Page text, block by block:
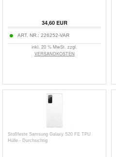
34,60EUR
ART. NR.: 226252-VAR
inkl. 20 % MwSt. zzgl.
VERSANDKOSTEN
Stoßfeste Samsung Galaxy S20 FE TPU
Hülle - Durchsichtig